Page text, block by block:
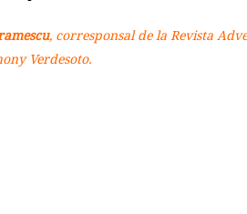
, corresponsal de la Revista
Verdesoto.